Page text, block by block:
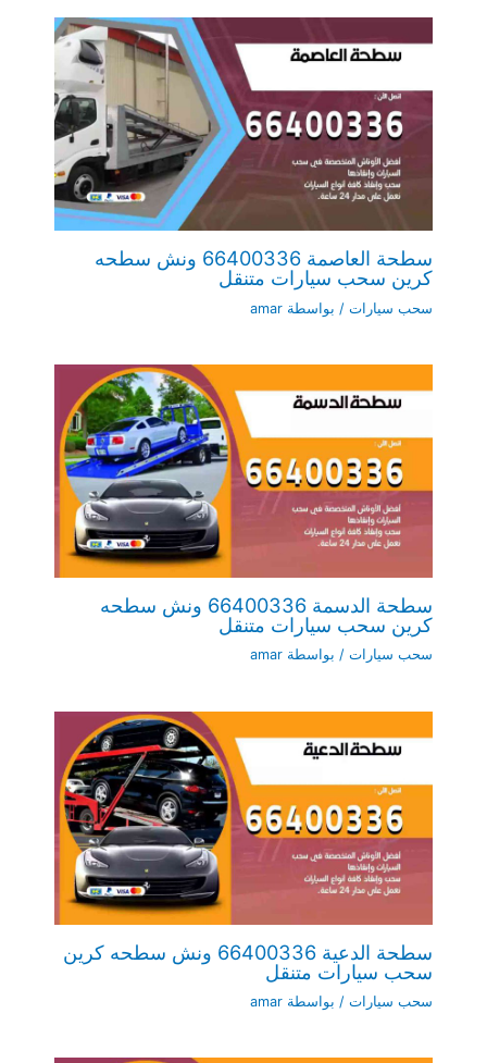
سطحة العاصمة 66400336 ونش سطحه
كرين سحب سيارات متنقل
سحب سيارات/ بواسطة amar
سطحة الدسمة 66400336 ونش سطحه
كرين سحب سيارات متنقل
سحب سيارات/ بواسطة amar
سطحة الدعية 66400336 ونش سطحه كرين
سحب سيارات متنقل
سحب سيارات/ بواسطة amar